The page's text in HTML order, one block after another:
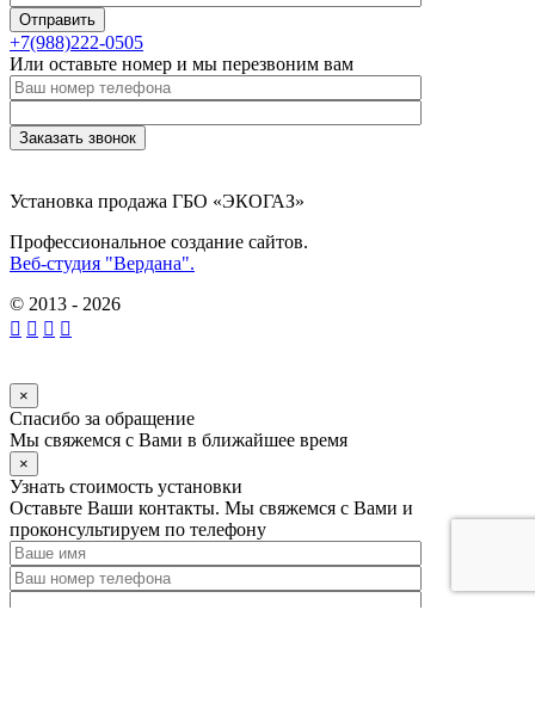
+7(988)222-0505
Или оставьте номер и мы перезвоним вам
Установка продажа ГБО «ЭКОГАЗ»
Профессиональное создание сайтов.
Веб-студия "Вердана".
© 2013 - 2026
×
Спасибо за обращение
Мы свяжемся с Вами в ближайшее время
×
Узнать стоимость установки
Оставьте Ваши контакты. Мы свяжемся с Вами и
проконсультируем по телефону